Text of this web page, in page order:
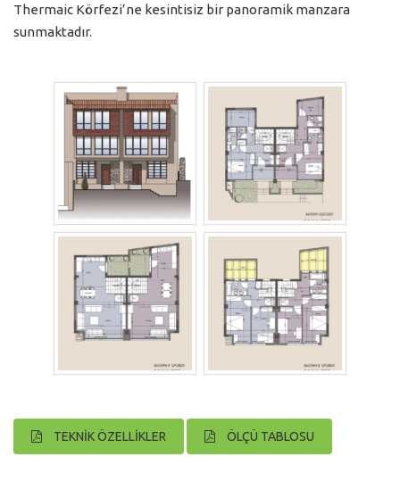
Thermaic Körfezi’ne kesintisiz bir panoramik manzara
sunmaktadır.
TEKNİK ÖZELLİKLER ÖLÇÜ TABLOSU